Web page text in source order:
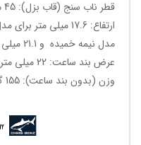
قطر ناب سنج (قاب بزل): 45 میلی متر
مدل نیمه خمیده و 21.1 میلی متر برای مدل با شیشه خمیده.
عرض بند ساعت: 22 میلی متر
وزن (بدون بند ساعت): 155 گرم